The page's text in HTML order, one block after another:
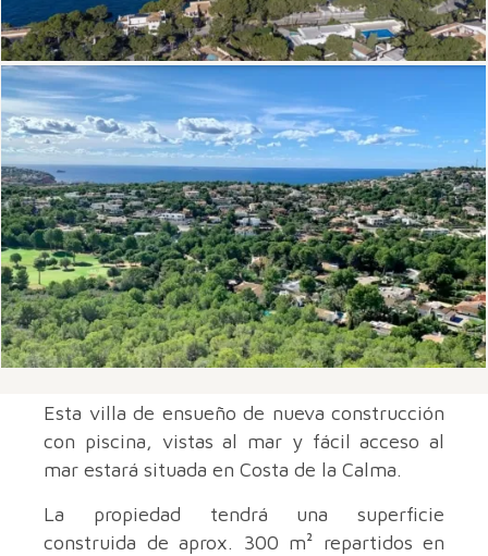
Esta villa de ensueño de nueva construcción
con piscina, vistas al mar y fácil acceso al
mar estará situada en Costa de la Calma.
La propiedad tendrá una superficie
construida de aprox. 300 m² repartidos en